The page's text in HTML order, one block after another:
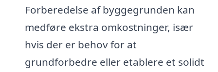
Forberedelse af byggegrunden kan
medføre ekstra omkostninger, især
hvis der er behov for at
grundforbedre eller etablere et solidt